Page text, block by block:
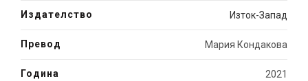
Издателство Изток-Запад
Превод Мария Кондакова
Година 2021